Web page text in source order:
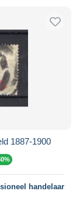
1887-1900
handelaar